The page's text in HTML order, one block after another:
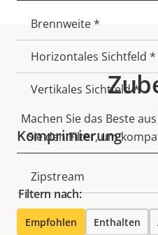
Eigentumsbeschreibung
Brennweite *
Horizontales Sichtfeld *
Vertikales Sichtfeld *
Komprimierung
Eigentumsbeschreibung
Zipstream
H.264
Machen Sie das Beste
Sie den Filter, um
Filtern nach:
Empfohlen Enthalten